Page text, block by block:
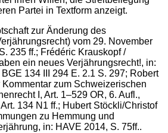
Partei in Textform anzeigt.
zur Änderung des
vom 29. November
235 ff.; Frédéric Krauskopf /
ein neues Verjährungsrecht!, in:
134 III 294 E. 2.1 S. 297; Robert
zum Schweizerischen
I, Art. 1–529 OR, 6. Aufl.,
134 N1 ff.; Hubert Stöckli/Christof
zu Hemmung und
in: HAVE 2014, S. 75ff..